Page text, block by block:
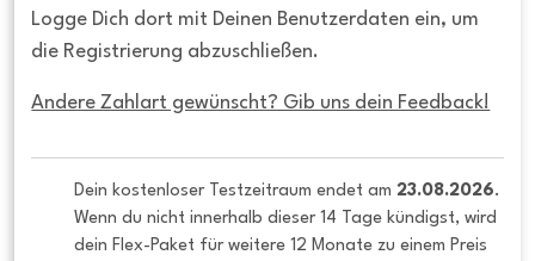
Logge Dich dort mit Deinen Benutzerdaten ein, um
die Registrierung abzuschließen.
Andere Zahlart gewünscht? Gib uns dein Feedback!
Dein kostenloser Testzeitraum endet am 23.08.2026.
Wenn du nicht innerhalb dieser 14 Tage kündigst, wird
dein Flex-Paket für weitere 12 Monate zu einem Preis